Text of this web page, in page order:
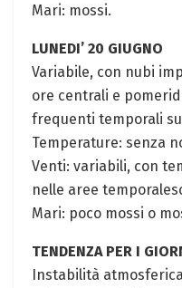
Mari: mossi.
LUNEDI’ 20 GIUGNO
Variabile, con nubi
ore centrali e
frequenti temporali
Temperature: senza
Venti: variabili, con
nelle aree
Mari: poco mossi o
TENDENZA PER I
Instabilità